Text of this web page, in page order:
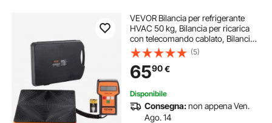
VEVOR Bilancia per refrigerante
HVAC 50 kg, Bilancia per ricarica
con telecomando cablato, Bilancia
per recupero elettronico digitale ad
alta precisione da 2 g con custodia
(5)
6590€
Disponibile
Consegna:non appena Ven.
Ago. 14